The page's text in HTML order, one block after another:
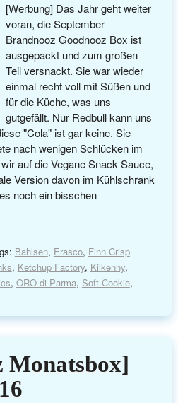
[Werbung] Das Jahr geht weiter
voran, die September
Brandnooz Goodnooz Box ist
ausgepackt und zum großen
Teil versnackt. Sie war wieder
einmal recht voll mit Süßen und
für die Küche, was uns
gutgefällt. Nur Redbull kann uns
"Cola" ist gar keine. Sie
nach wenigen Schlücken im
auf die Vegane Snack Sauce,
Version davon im Kühlschrank
noch ein bisschen
Bahlsen, Erasco, Finn Crisp
, Ketchup Factory, Kilkenny,
, ORO di Parma, Soft Cookie,
Monatsbox]